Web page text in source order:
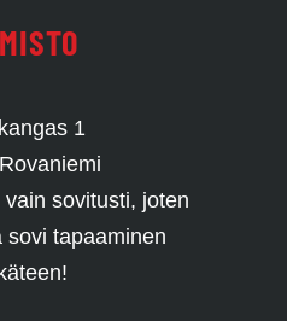
1
sovitusti, joten
sovi tapaaminen